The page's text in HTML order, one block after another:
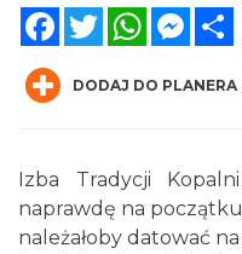
FacebookTwitterWhatsApp
DODAJ DO PLANERA
Izba Tradycji
naprawdę na
należałoby datować